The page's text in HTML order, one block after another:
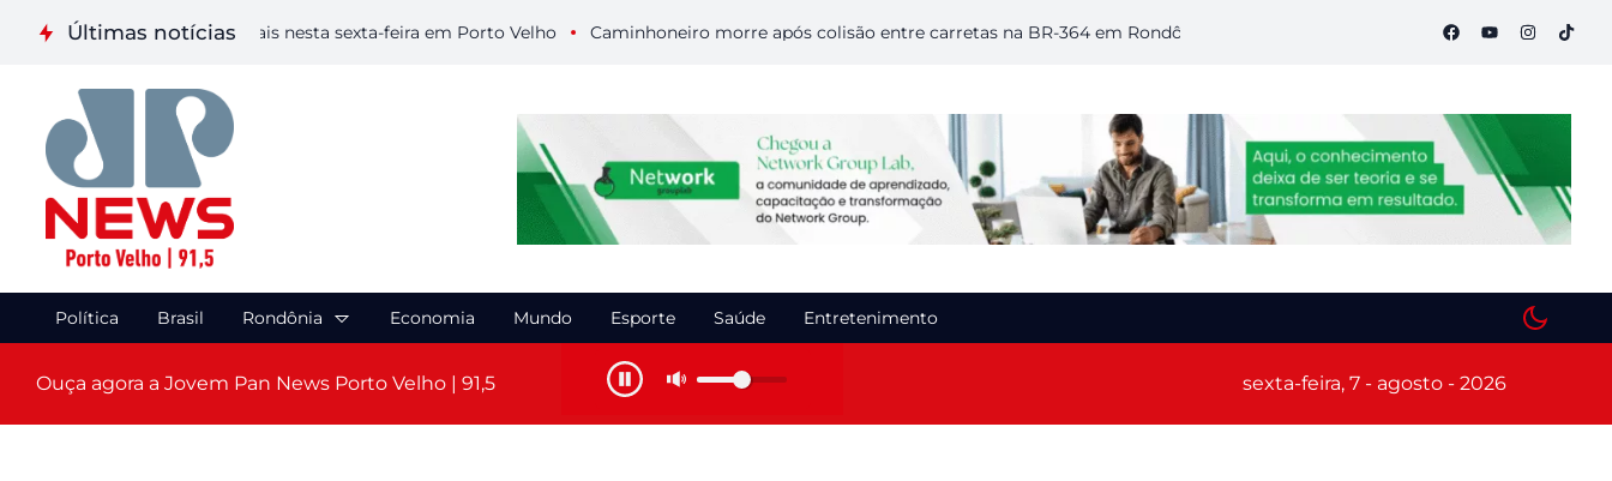
Últimas notícias
etapa de Artes Visuais nesta sexta-feira em Porto Velho Caminhoneiro morre após colisão entre carretas na BR-364 em Rondônia Semana S do Comércio começa hoje em Porto
Política Brasil Rondônia Economia Mundo Esporte Saúde Entretenimento
Ouça agora a Jovem Pan News Porto Velho | 91,5 sexta-feira, 7 - agosto - 2026